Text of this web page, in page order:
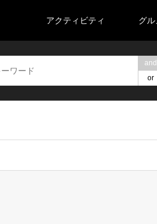
アクティビティ グル
and
or